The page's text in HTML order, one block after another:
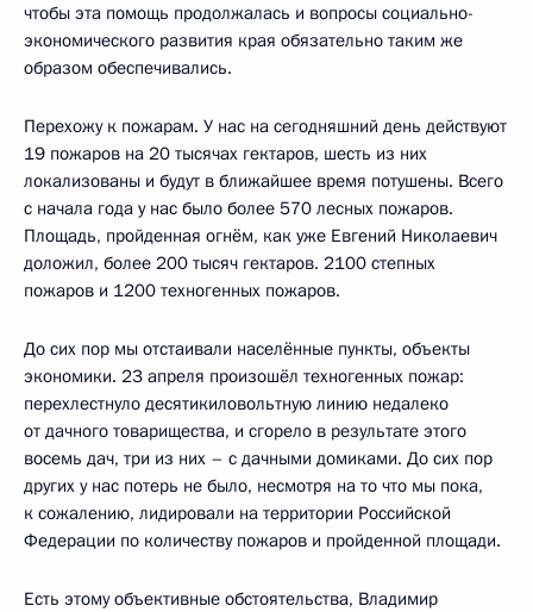
чтобы эта помощь продолжалась и вопросы социально-
экономического развития края обязательно таким же
образом обеспечивались.
Перехожу к пожарам. У нас на сегодняшний день действуют
19 пожаров на 20 тысячах гектаров, шесть из них
локализованы и будут в ближайшее время потушены. Всего
с начала года у нас было более 570 лесных пожаров.
Площадь, пройденная огнём, как уже Евгений Николаевич
доложил, более 200 тысяч гектаров. 2100 степных
пожаров и 1200 техногенных пожаров.
До сих пор мы отстаивали населённые пункты, объекты
экономики. 23 апреля произошёл техногенных пожар:
перехлестнуло десятикиловольтную линию недалеко
от дачного товарищества, и сгорело в результате этого
восемь дач, три из них – с дачными домиками. До сих пор
других у нас потерь не было, несмотря на то что мы пока,
к сожалению, лидировали на территории Российской
Федерации по количеству пожаров и пройденной площади.
Есть этому объективные обстоятельства, Владимир